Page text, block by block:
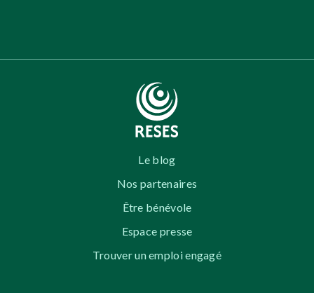
Le blog
Nos partenaires
Être bénévole
Espace presse
Trouver un emploi engagé